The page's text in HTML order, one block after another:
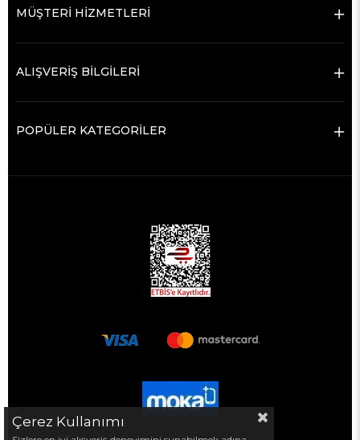
MÜŞTERİ HİZMETLERİ
ALIŞVERİŞ BİLGİLERİ
POPÜLER KATEGORİLER
Çerez Kullanımı